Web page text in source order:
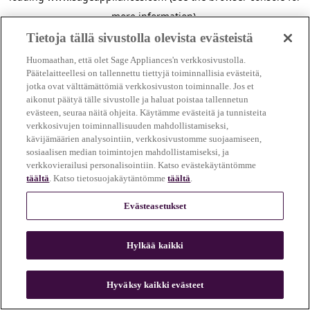
more information).
n
Tietoja tällä sivustolla olevista evästeistä
Huomaathan, että olet Sage Appliances'n verkkosivustolla.
Päätelaitteellesi on tallennettu tiettyjä toiminnallisia evästeitä,
jotka ovat välttämättömiä verkkosivuston toiminnalle. Jos et
aikonut päätyä tälle sivustolle ja haluat poistaa tallennetun
evästeen, seuraa näitä ohjeita. Käytämme evästeitä ja tunnisteita
verkkosivujen toiminnallisuuden mahdollistamiseksi,
kävijämäärien analysointiin, verkkosivustomme suojaamiseen,
sosiaalisen median toimintojen mahdollistamiseksi, ja
verkkovierailusi personalisointiin. Katso evästekäytäntömme
täältä. Katso tietosuojakäytäntömmetäältä.
Evästeasetukset
Hylkää kaikki
Hyväksy kaikki evästeet